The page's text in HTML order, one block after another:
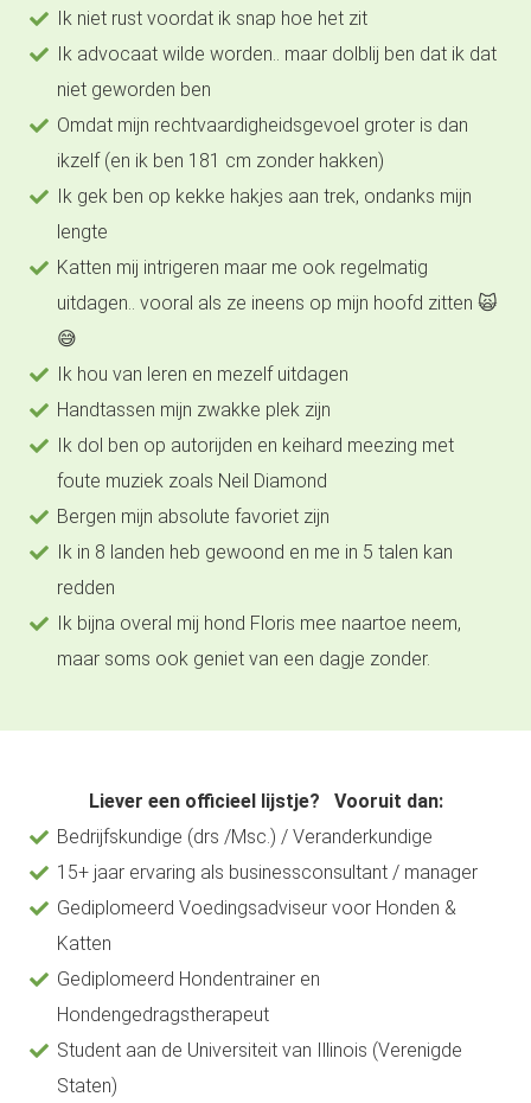
Ik niet rust voordat ik snap hoe het zit
Ik advocaat wilde worden.. maar dolblij ben dat ik dat
niet geworden ben
Omdat mijn rechtvaardigheidsgevoel groter is dan
ikzelf (en ik ben 181 cm zonder hakken)
Ik gek ben op kekke hakjes aan trek, ondanks mijn
lengte
Katten mij intrigeren maar me ook regelmatig
uitdagen.. vooral als ze ineens op mijn hoofd zitten 🙀
😅
Ik hou van leren en mezelf uitdagen
Handtassen mijn zwakke plek zijn
Ik dol ben op autorijden en keihard meezing met
foute muziek zoals Neil Diamond
Bergen mijn absolute favoriet zijn
Ik in 8 landen heb gewoond en me in 5 talen kan
redden
Ik bijna overal mij hond Floris mee naartoe neem,
maar soms ook geniet van een dagje zonder.
Liever een officieel lijstje? Vooruit dan:
Bedrijfskundige (drs /Msc.) / Veranderkundige
15+ jaar ervaring als businessconsultant / manager
Gediplomeerd Voedingsadviseur voor Honden &
Katten
Gediplomeerd Hondentrainer en
Hondengedragstherapeut
Student aan de Universiteit van Illinois (Verenigde
Staten)